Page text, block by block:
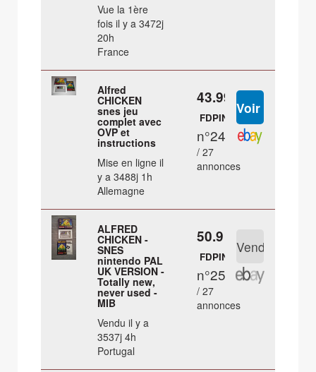
Vue la 1ère
fois il y a 3472j
20h
France
Alfred
CHICKEN
snes jeu
complet avec
OVP et
instructions
Mise en ligne il
y a 3488j 1h
Allemagne
43.99 €
FDPIN
n°24
/ 27
annonces
ALFRED
CHICKEN -
SNES
nintendo PAL
UK VERSION -
Totally new,
never used -
MIB
Vendu il y a
3537j 4h
Portugal
50.9 €
FDPIN
n°25
/ 27
annonces